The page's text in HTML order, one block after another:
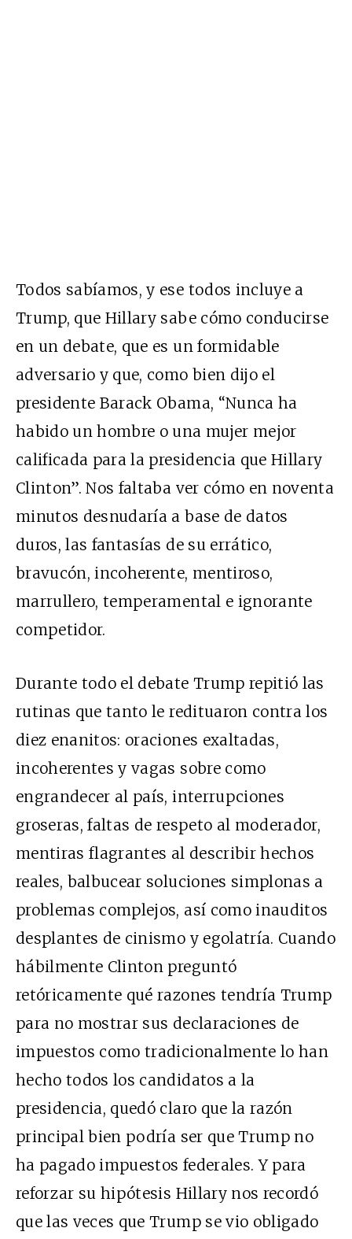
Todos sabíamos, y ese todos incluye a
Trump, que Hillary sabe cómo conducirse
en un debate, que es un formidable
adversario y que, como bien dijo el
presidente Barack Obama, “Nunca ha
habido un hombre o una mujer mejor
calificada para la presidencia que Hillary
Clinton”. Nos faltaba ver cómo en noventa
minutos desnudaría a base de datos
duros, las fantasías de su errático,
bravucón, incoherente, mentiroso,
marrullero, temperamental e ignorante
competidor.
Durante todo el debate Trump repitió las
rutinas que tanto le redituaron contra los
diez enanitos: oraciones exaltadas,
incoherentes y vagas sobre como
engrandecer al país, interrupciones
groseras, faltas de respeto al moderador,
mentiras flagrantes al describir hechos
reales, balbucear soluciones simplonas a
problemas complejos, así como inauditos
desplantes de cinismo y egolatría. Cuando
hábilmente Clinton preguntó
retóricamente qué razones tendría Trump
para no mostrar sus declaraciones de
impuestos como tradicionalmente lo han
hecho todos los candidatos a la
presidencia, quedó claro que la razón
principal bien podría ser que Trump no
ha pagado impuestos federales. Y para
reforzar su hipótesis Hillary nos recordó
que las veces que Trump se vio obligado